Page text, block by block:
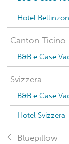
Hotel
Canton Ticino
B&B e Case
Svizzera
B&B e Case
Hotel Svizzera
Bluepillow